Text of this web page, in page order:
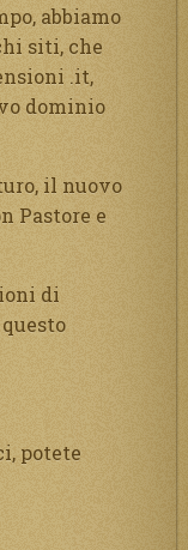
abbiamo
siti, che
.it,
dominio
il nuovo
Pastore e
di
potete